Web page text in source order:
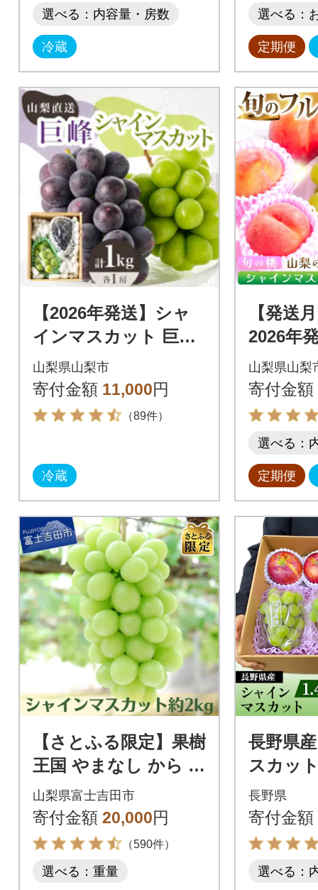
選べる：内容量・房数
冷蔵
選べる：
定期便
【2026年発送】シャ
インマスカット 巨峰
2種セット 大人気ぶど
う2種盛り合わせ計1k
g以上
山梨県山梨市
寄付金額 11,000円
（89件）
冷蔵
【発送
2026年
ーツ旬
インマ
山梨県山梨
寄付金額
選べる：
定期便
【さとふる限定】果樹
王国 やまなし から シ
ャインマスカット約2
kg(2～5房)
山梨県富士吉田市
寄付金額 20,000円
（590件）
選べる：重量
長野県
スカッ
りんご
計2.4kg
長野県
寄付金額
選べる：